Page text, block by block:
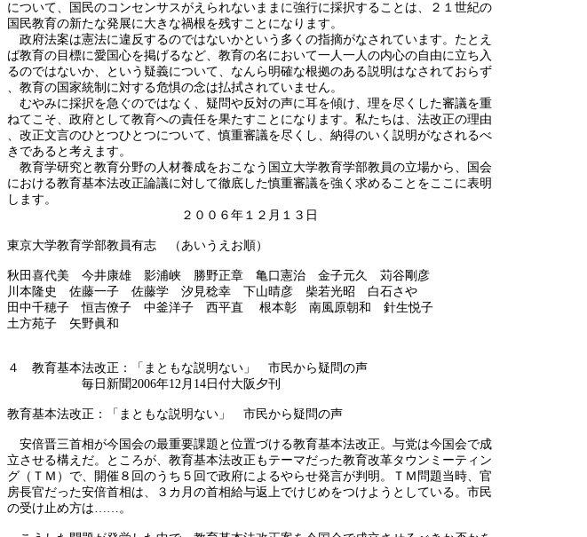
について、国民のコンセンサスがえられないままに強行に採択することは、２１世紀の
国民教育の新たな発展に大きな禍根を残すことになります。
政府法案は憲法に違反するのではないかという多くの指摘がなされています。たとえ
ば教育の目標に愛国心を掲げるなど、教育の名において一人一人の内心の自由に立ち入
るのではないか、という疑義について、なんら明確な根拠のある説明はなされておらず
、教育の国家統制に対する危惧の念は払拭されていません。
むやみに採択を急ぐのではなく、疑問や反対の声に耳を傾け、理を尽くした審議を重
ねてこそ、政府として教育への責任を果たすことになります。私たちは、法改正の理由
、改正文言のひとつひとつについて、慎重審議を尽くし、納得のいく説明がなされるべ
きであると考えます。
教育学研究と教育分野の人材養成をおこなう国立大学教育学部教員の立場から、国会
における教育基本法改正論議に対して徹底した慎重審議を強く求めることをここに表明
します。
２００６年１２月１３日
東京大学教育学部教員有志 （あいうえお順）
秋田喜代美 今井康雄 影浦峡 勝野正章 亀口憲治 金子元久 苅谷剛彦
川本隆史 佐藤一子 佐藤学 汐見稔幸 下山晴彦 柴若光昭 白石さや
田中千穂子 恒吉僚子 中釜洋子 西平直 根本彰 南風原朝和 針生悦子
土方苑子 矢野眞和
４ 教育基本法改正：「まともな説明ない」 市民から疑問の声
毎日新聞2006年12月14日付大阪夕刊
教育基本法改正：「まともな説明ない」 市民から疑問の声
安倍晋三首相が今国会の最重要課題と位置づける教育基本法改正。与党は今国会で成
立させる構えだ。ところが、教育基本法改正もテーマだった教育改革タウンミーティン
グ（ＴＭ）で、開催８回のうち５回で政府によるやらせ発言が判明。ＴＭ問題当時、官
房長官だった安倍首相は、３カ月の首相給与返上でけじめをつけようとしている。市民
の受け止め方は……。